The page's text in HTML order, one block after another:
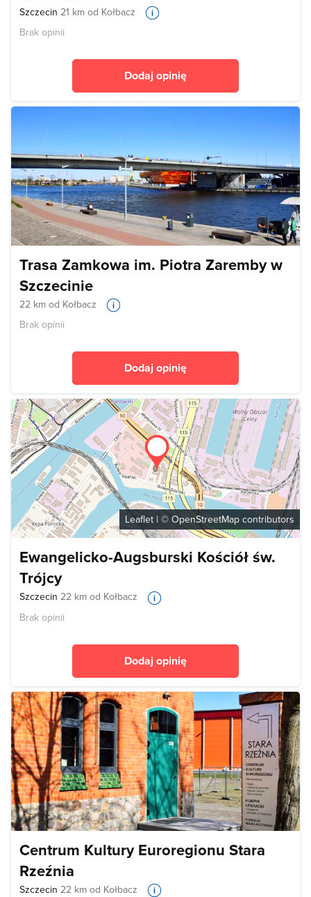
Szczecin 21 km od Kołbacz
Brak opinii
Dodaj opinię
Trasa Zamkowa im. Piotra Zaremby w
Szczecinie
22 km od Kołbacz
Brak opinii
Dodaj opinię
Leaflet | ©OpenStreetMap contributors
Ewangelicko-Augsburski Kościół św.
Trójcy
Szczecin 22 km od Kołbacz
Brak opinii
Dodaj opinię
Centrum Kultury Euroregionu Stara
Rzeźnia
Szczecin 22 km od Kołbacz